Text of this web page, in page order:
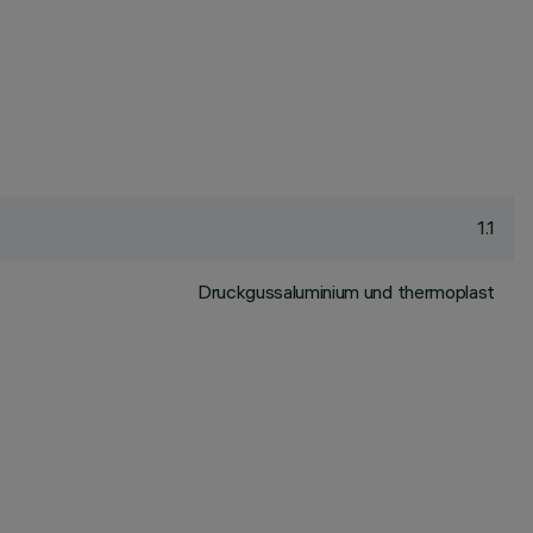
1.1
Druckgussaluminium und thermoplast